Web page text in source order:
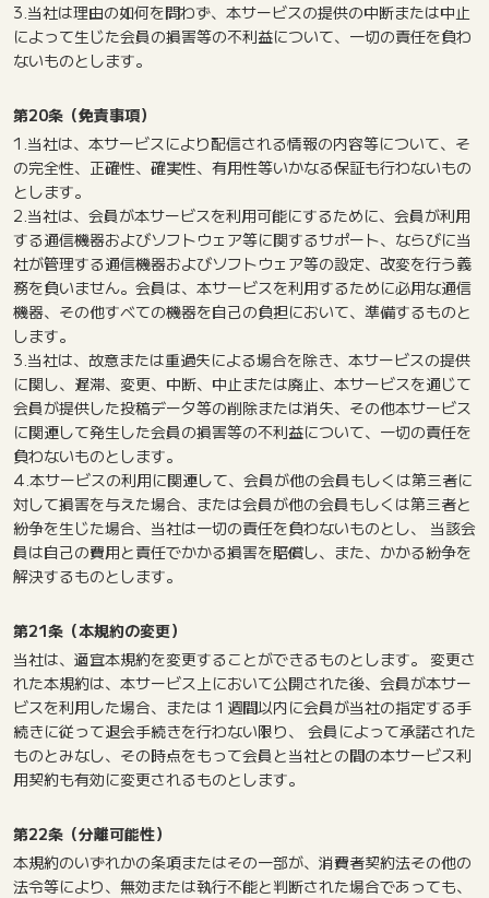
3.当社は理由の如何を問わず、本サービスの提供の中断または中止
によって生じた会員の損害等の不利益について、一切の責任を負わ
ないものとします。
第20条（免責事項）
1.当社は、本サービスにより配信される情報の内容等について、そ
の完全性、正確性、確実性、有用性等いかなる保証も行わないもの
とします。
2.当社は、会員が本サービスを利用可能にするために、会員が利用
する通信機器およびソフトウェア等に関するサポート、ならびに当
社が管理する通信機器およびソフトウェア等の設定、改変を行う義
務を負いません。会員は、本サービスを利用するために必用な通信
機器、その他すべての機器を自己の負担において、準備するものと
します。
3.当社は、故意または重過失による場合を除き、本サービスの提供
に関し、遅滞、変更、中断、中止または廃止、本サービスを通じて
会員が提供した投稿データ等の削除または消失、その他本サービス
に関連して発生した会員の損害等の不利益について、一切の責任を
負わないものとします。
4.本サービスの利用に関連して、会員が他の会員もしくは第三者に
対して損害を与えた場合、または会員が他の会員もしくは第三者と
紛争を生じた場合、当社は一切の責任を負わないものとし、 当該会
員は自己の費用と責任でかかる損害を賠償し、また、かかる紛争を
解決するものとします。
第21条（本規約の変更）
当社は、適宜本規約を変更することができるものとします。 変更さ
れた本規約は、本サービス上において公開された後、会員が本サー
ビスを利用した場合、または１週間以内に会員が当社の指定する手
続きに従って退会手続きを行わない限り、 会員によって承諾された
ものとみなし、その時点をもって会員と当社との間の本サービス利
用契約も有効に変更されるものとします。
第22条（分離可能性）
本規約のいずれかの条項またはその一部が、消費者契約法その他の
法令等により、無効または執行不能と判断された場合であっても、